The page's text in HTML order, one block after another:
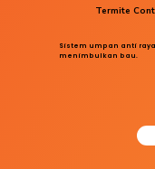
Sistem umpan anti
menimbulkan bau.
Termite